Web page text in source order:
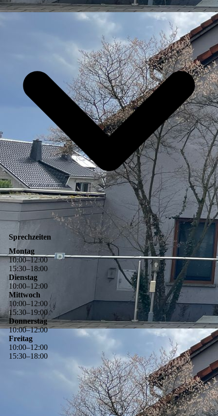
Sprechzeiten
Montag
10:00–12:00
15:30–18:00
Dienstag
10:00–12:00
Mittwoch
10:00–12:00
15:30–19:00
Donnerstag
10:00–12:00
Freitag
10:00–12:00
15:30–18:00